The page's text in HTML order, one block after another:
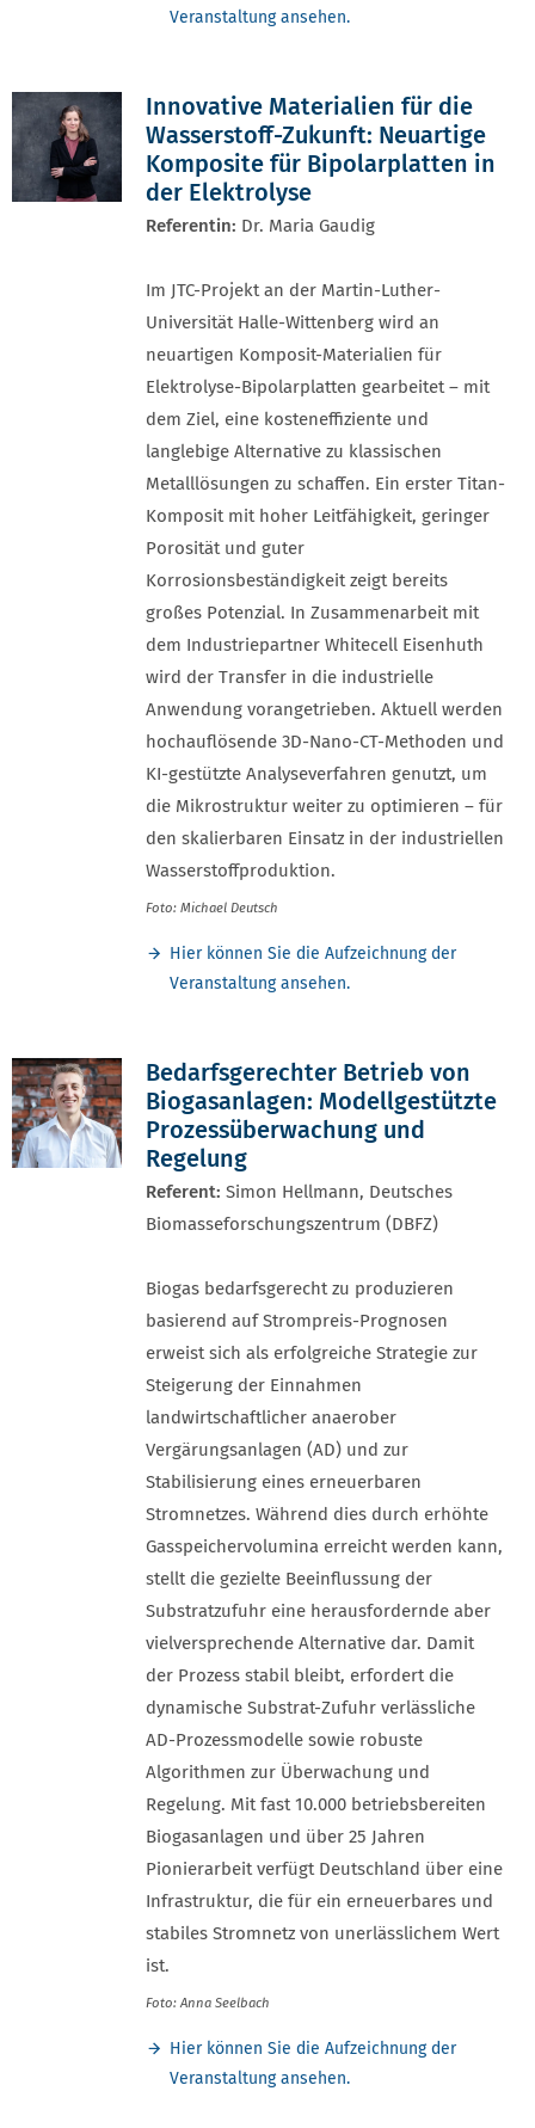
Veranstaltung ansehen.
Innovative Materialien für die
Wasserstoff-Zukunft: Neuartige
Komposite für Bipolarplatten in
der Elektrolyse
Referentin: Dr. Maria Gaudig
Im JTC-Projekt an der Martin-Luther-
Universität Halle-Wittenberg wird an
neuartigen Komposit-Materialien für
Elektrolyse-Bipolarplatten gearbeitet – mit
dem Ziel, eine kosteneffiziente und
langlebige Alternative zu klassischen
Metalllösungen zu schaffen. Ein erster Titan-
Komposit mit hoher Leitfähigkeit, geringer
Porosität und guter
Korrosionsbeständigkeit zeigt bereits
großes Potenzial. In Zusammenarbeit mit
dem Industriepartner Whitecell Eisenhuth
wird der Transfer in die industrielle
Anwendung vorangetrieben. Aktuell werden
hochauflösende 3D-Nano-CT-Methoden und
KI-gestützte Analyseverfahren genutzt, um
die Mikrostruktur weiter zu optimieren – für
den skalierbaren Einsatz in der industriellen
Wasserstoffproduktion.
Foto: Michael Deutsch
Hier können Sie die Aufzeichnung der
Veranstaltung ansehen.
Bedarfsgerechter Betrieb von
Biogasanlagen: Modellgestützte
Prozessüberwachung und
Regelung
Referent: Simon Hellmann, Deutsches
Biomasseforschungszentrum (DBFZ)
Biogas bedarfsgerecht zu produzieren
basierend auf Strompreis-Prognosen
erweist sich als erfolgreiche Strategie zur
Steigerung der Einnahmen
landwirtschaftlicher anaerober
Vergärungsanlagen (AD) und zur
Stabilisierung eines erneuerbaren
Stromnetzes. Während dies durch erhöhte
Gasspeichervolumina erreicht werden kann,
stellt die gezielte Beeinflussung der
Substratzufuhr eine herausfordernde aber
vielversprechende Alternative dar. Damit
der Prozess stabil bleibt, erfordert die
dynamische Substrat-Zufuhr verlässliche
AD-Prozessmodelle sowie robuste
Algorithmen zur Überwachung und
Regelung. Mit fast 10.000 betriebsbereiten
Biogasanlagen und über 25 Jahren
Pionierarbeit verfügt Deutschland über eine
Infrastruktur, die für ein erneuerbares und
stabiles Stromnetz von unerlässlichem Wert
ist.
Foto: Anna Seelbach
Hier können Sie die Aufzeichnung der
Veranstaltung ansehen.